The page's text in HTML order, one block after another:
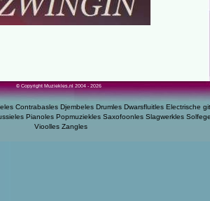
© Copyright Muziekles.nl 2004 - 2026
Contrabasles Djembeles Drumles Dwarsfluitles Electrische
Pianoles Popmuziekles Saxofoonles Slagwerkles
Vioolles Zangles